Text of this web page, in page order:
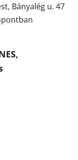
Bányalég u. 47